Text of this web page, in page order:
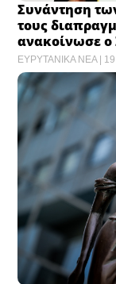
Συνάντηση
τους
ανακοίνωσε ο
ΕΥΡΥΤΑΝΙΚΑ ΝΕΑ